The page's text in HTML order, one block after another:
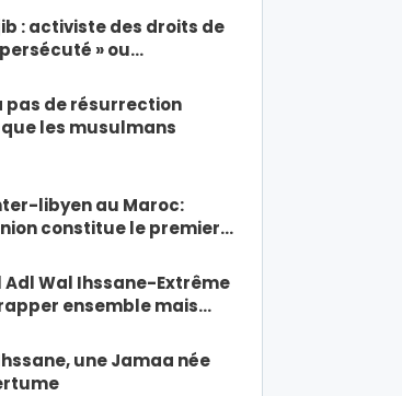
: activiste des droits de
persécuté » ou…
pas de résurrection
les musulmans
libyen au Maroc:
constitue le premier…
Adl Wal Ihssane-Extrême
ensemble mais…
une Jamaa née